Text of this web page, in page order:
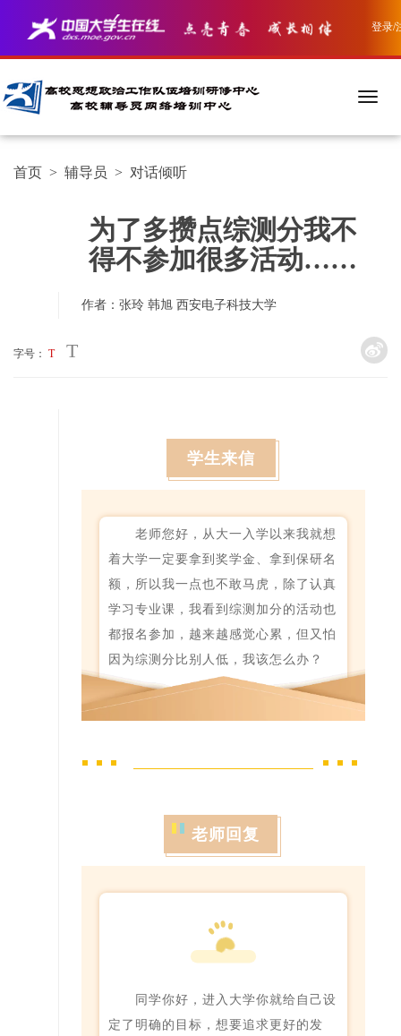
登录/
首页 > 辅导员 > 对话倾听
为了多攒点综测分我不
得不参加很多活动……
作者：张玲 韩旭 西安电子科技大学
字号： T T
学生来信
老师您好，从大一入学以来我就想
着大学一定要拿到奖学金、拿到保研名
额，所以我一点也不敢马虎，除了认真
学习专业课，我看到综测加分的活动也
都报名参加，越来越感觉心累，但又怕
因为综测分比别人低，我该怎么办？
老师回复
同学你好，进入大学你就给自己设
定了明确的目标，想要追求更好的发